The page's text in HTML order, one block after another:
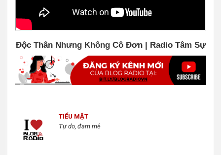
Độc Thân Nhưng Không Cô Đơn | Radio Tâm Sự
TIỂU MẬT
Tự do, đam mê